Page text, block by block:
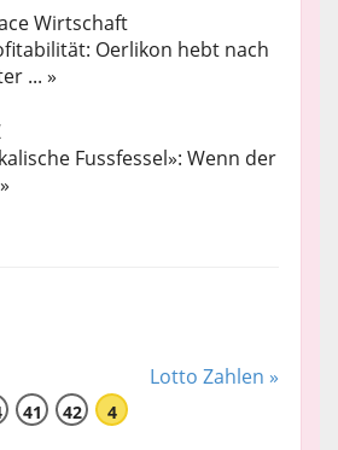
Oerlikon hebt nach
... »
Fussfessel»: Wenn der
Lotto Zahlen »
41 42 4